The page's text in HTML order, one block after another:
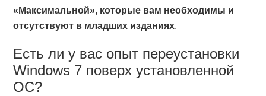
«Максимальной», которые вам необходимы и
отсутствуют в младших изданиях.
Есть ли у вас опыт переустановки
Windows 7 поверх установленной
ОС?